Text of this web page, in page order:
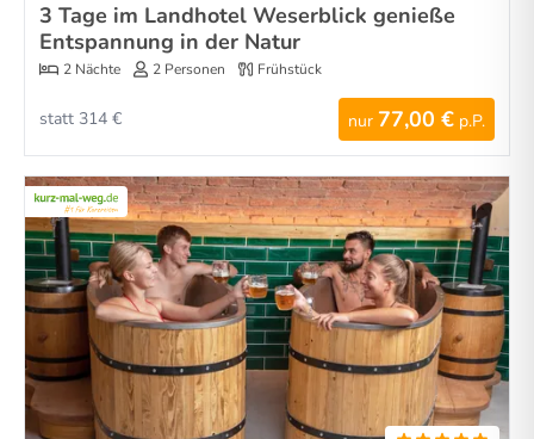
3 Tage im Landhotel Weserblick genieße
Entspannung in der Natur
2 Nächte 2 Personen Frühstück
nur 77,00 € p.P.
statt 314 €